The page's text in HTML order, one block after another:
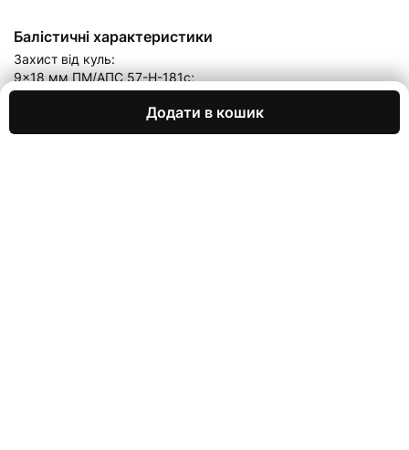
Додати в кошик
Балістичні характеристики
Захист від куль:
9×18 мм ПМ/АПС 57-Н-181с;
9х19ммFMJ RN SC Luger/Parabellum